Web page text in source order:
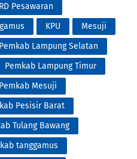
Pesawaran
KPU
Mesuji
Pemkab Lampung Selatan
Pemkab Lampung Timur
Pemkab Mesuji
Pesisir Barat
Tulang Bawang
tanggamus